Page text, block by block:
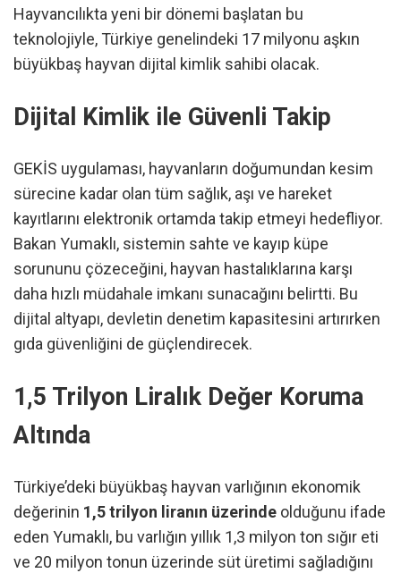
Hayvancılıkta yeni bir dönemi başlatan bu
teknolojiyle, Türkiye genelindeki 17 milyonu aşkın
büyükbaş hayvan dijital kimlik sahibi olacak.
Dijital Kimlik ile Güvenli Takip
GEKİS uygulaması, hayvanların doğumundan kesim
sürecine kadar olan tüm sağlık, aşı ve hareket
kayıtlarını elektronik ortamda takip etmeyi hedefliyor.
Bakan Yumaklı, sistemin sahte ve kayıp küpe
sorununu çözeceğini, hayvan hastalıklarına karşı
daha hızlı müdahale imkanı sunacağını belirtti. Bu
dijital altyapı, devletin denetim kapasitesini artırırken
gıda güvenliğini de güçlendirecek.
1,5 Trilyon Liralık Değer Koruma
Altında
Türkiye’deki büyükbaş hayvan varlığının ekonomik
değerinin 1,5 trilyon liranın üzerinde olduğunu ifade
eden Yumaklı, bu varlığın yıllık 1,3 milyon ton sığır eti
ve 20 milyon tonun üzerinde süt üretimi sağladığını